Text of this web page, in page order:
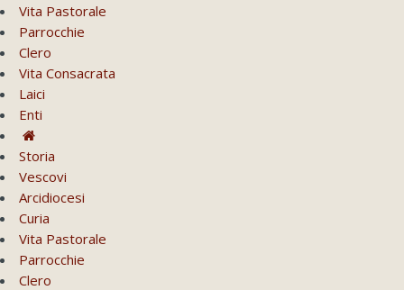
Vita Pastorale
Parrocchie
Clero
Vita Consacrata
Laici
Enti
Storia
Vescovi
Arcidiocesi
Curia
Vita Pastorale
Parrocchie
Clero